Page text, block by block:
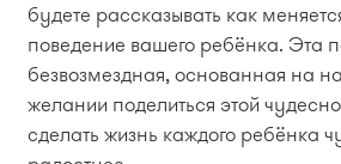
будете рассказывать как
поведение вашего ребёнка. Эта
безвозмездная, основанная на
желании поделиться этой
сделать жизнь каждого ребёнка